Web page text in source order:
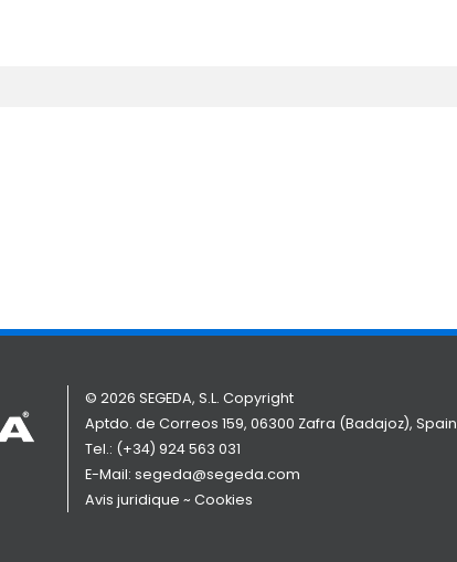
© 2026 SEGEDA, S.L. Copyright
Aptdo. de Correos 159, 06300 Zafra (Badajoz), Spain
Tel.: (+34) 924 563 031
E-Mail: segeda@segeda.com
Avis juridique ~ Cookies